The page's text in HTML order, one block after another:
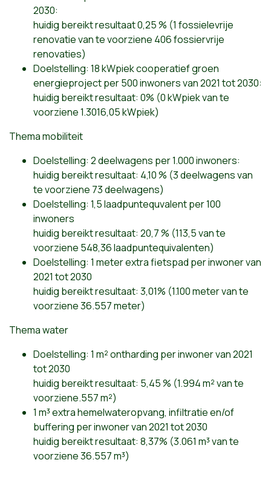
2030:
huidig bereikt resultaat 0,25 % (1 fossielevrije
renovatie van te voorziene 406 fossiervrije
renovaties)
Doelstelling: 18 kWpiek cooperatief groen
energieproject per 500 inwoners van 2021 tot 2030:
huidig bereikt resultaat: 0% (0 kWpiek van te
voorziene 1.3016,05 kWpiek)
Thema mobiliteit
Doelstelling: 2 deelwagens per 1.000 inwoners:
huidig bereikt resultaat: 4,10 % (3 deelwagens van
te voorziene 73 deelwagens)
Doelstelling: 1,5 laadpuntequvalent per 100
inwoners
huidig bereikt resultaat: 20,7 % (113,5 van te
voorziene 548,36 laadpuntequivalenten)
Doelstelling: 1 meter extra fietspad per inwoner van
2021 tot 2030
huidig bereikt resultaat: 3,01% (1.100 meter van te
voorziene 36.557 meter)
Thema water
Doelstelling: 1 m² ontharding per inwoner van 2021
tot 2030
huidig bereikt resultaat: 5,45 % (1.994 m² van te
voorziene.557 m²)
1 m³ extra hemelwateropvang, infiltratie en/of
buffering per inwoner van 2021 tot 2030
huidig bereikt resultaat: 8,37% (3.061 m³ van te
voorziene 36.557 m³)